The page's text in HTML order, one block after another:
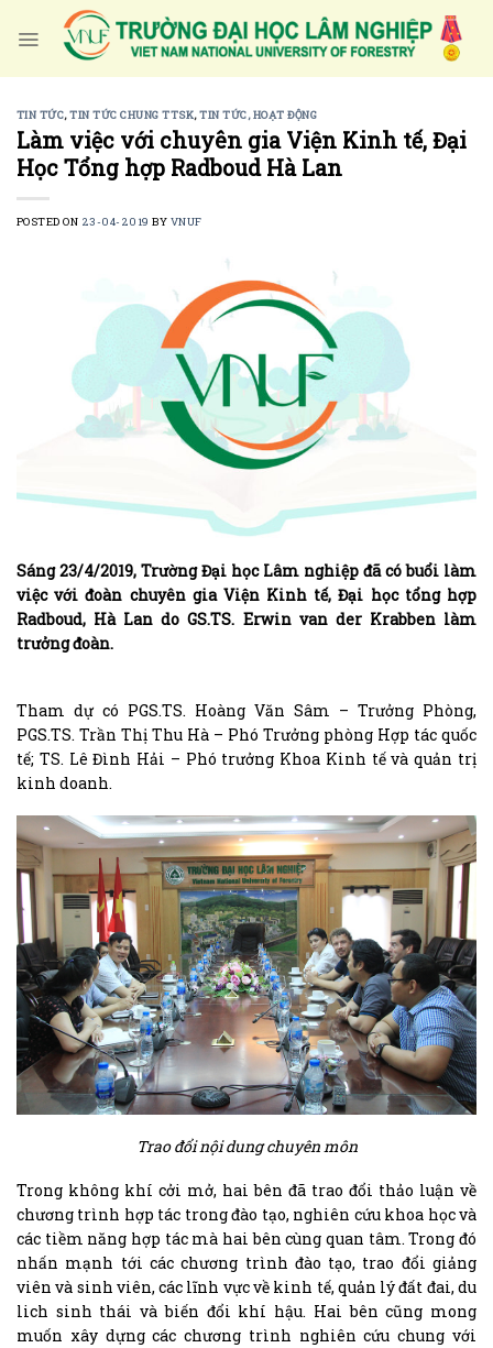
TIN TỨC,TIN TỨC CHUNG TTSK,TIN TỨC, HOẠT ĐỘNG
Làm việc với chuyên gia Viện Kinh tế, Đại
Học Tổng hợp Radboud Hà Lan
POSTED ON 23-04-2019 BY VNUF
Sáng 23/4/2019, Trường Đại học Lâm nghiệp đã có buổi làm
việc với đoàn chuyên gia Viện Kinh tế, Đại học tổng hợp
Radboud, Hà Lan do GS.TS. Erwin van der Krabben làm
trưởng đoàn.
Tham dự có PGS.TS. Hoàng Văn Sâm – Trưởng Phòng,
PGS.TS. Trần Thị Thu Hà – Phó Trưởng phòng Hợp tác quốc
tế; TS. Lê Đình Hải – Phó trưởng Khoa Kinh tế và quản trị
kinh doanh.
Trao đổi nội dung chuyên môn
Trong không khí cởi mở, hai bên đã trao đổi thảo luận về
chương trình hợp tác trong đào tạo, nghiên cứu khoa học và
các tiềm năng hợp tác mà hai bên cùng quan tâm. Trong đó
nhấn mạnh tới các chương trình đào tạo, trao đổi giảng
viên và sinh viên, các lĩnh vực về kinh tế, quản lý đất đai, du
lich sinh thái và biến đổi khí hậu. Hai bên cũng mong
muốn xây dựng các chương trình nghiên cứu chung với